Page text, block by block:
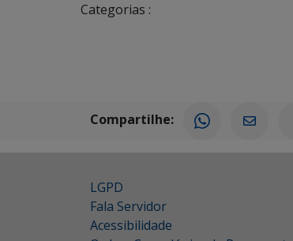
Categorias :
Compartilhe:
LGPD
Fala Servidor
Acessibilidade